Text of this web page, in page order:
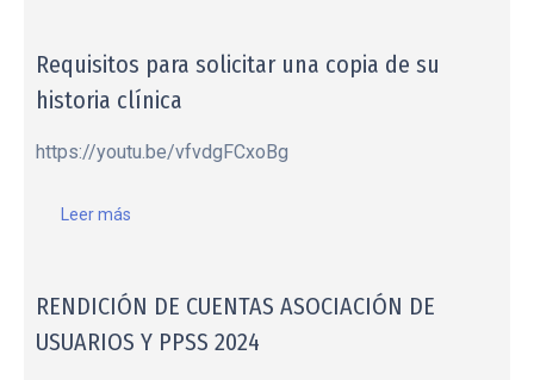
Requisitos para solicitar una copia de su
historia clínica
https://youtu.be/vfvdgFCxoBg
Leer más
RENDICIÓN DE CUENTAS ASOCIACIÓN DE
USUARIOS Y PPSS 2024